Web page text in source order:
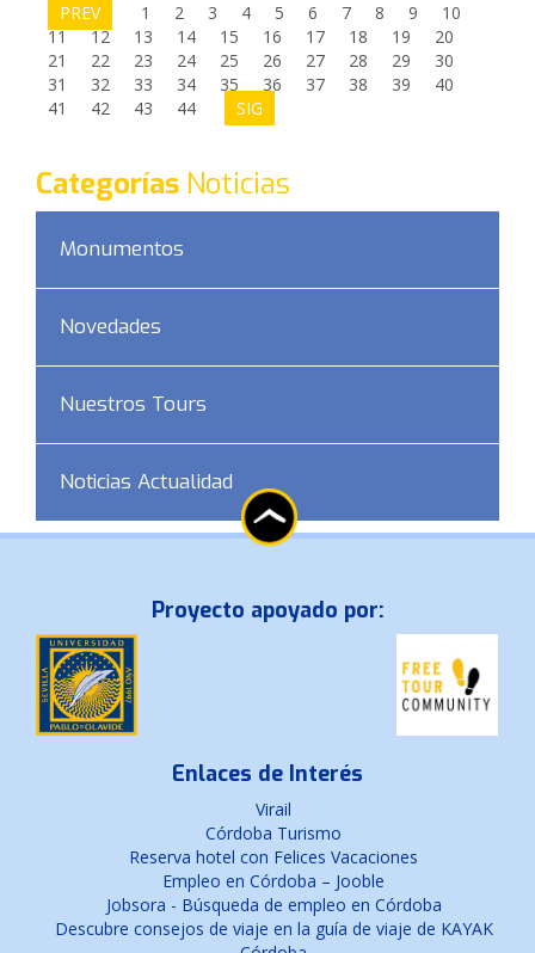
PREV 1 2 3 4 5 6 7 8 9
10
11
12 13 14 15 16 17 18 19
20
21
22 23 24 25 26 27 28 29
30
31
32 33 34 35 36 37 38 39
40
41
42 43 44 SIG
Categorías Noticias
Monumentos
Novedades
Nuestros Tours
Noticias Actualidad
Proyecto apoyado por:
Enlaces de Interés
Virail
Córdoba Turismo
Reserva hotel con Felices Vacaciones
Empleo en Córdoba – Jooble
Jobsora - Búsqueda de empleo en Córdoba
Descubre consejos de viaje en la guía de viaje de KAYAK